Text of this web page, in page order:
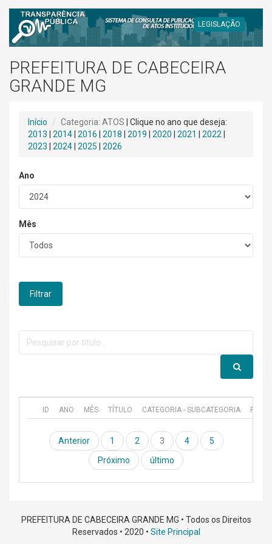
LEGISLAÇÃO
PREFEITURA DE CABECEIRA
GRANDE MG
Início Categoria: ATOS | Clique no ano que deseja:
2013
2014 2016 2018 2019 2020 2021 2022
2023
2024 2025 2026
Ano
Mês
Filtrar
ID ANO MÊS TÍTULO CATEGORIA - SUBCATEGORIA
Anterior 1 2 3 4
5
Próximo
último
PREFEITURA DE CABECEIRA GRANDE MG • Todos os Direitos
Reservados • 2020 • Site Principal